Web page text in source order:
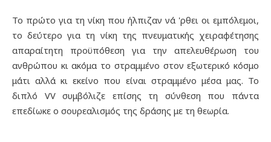
Το πρώτο για τη νίκη που ήλπιζαν νά 'ρθει οι εμπόλεμοι,
το δεύτερο για τη νίκη της πνευματικής χειραφέτησης
απαραίτητη προϋπόθεση για την απελευθέρωση του
ανθρώπου κι ακόμα το στραμμένο στον εξωτερικό κόσμο
μάτι αλλά κι εκείνο που είναι στραμμένο μέσα μας. Το
διπλό VV συμβόλιζε επίσης τη σύνθεση που πάντα
επεδίωκε ο σουρεαλισμός της δράσης με τη θεωρία.